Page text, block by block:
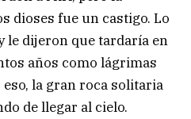
dioses fue un castigo. Lo
le dijeron que tardaría en
años como lágrimas
la gran roca solitaria
de llegar al cielo.